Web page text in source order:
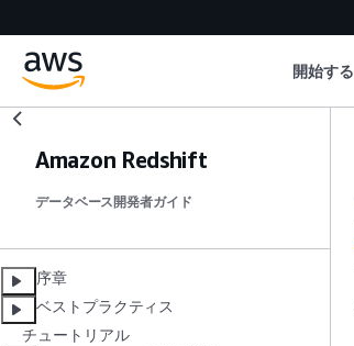
開始する
Amazon Redshift
データベース開発者ガイド
序章
ベストプラクティス
チュートリアル